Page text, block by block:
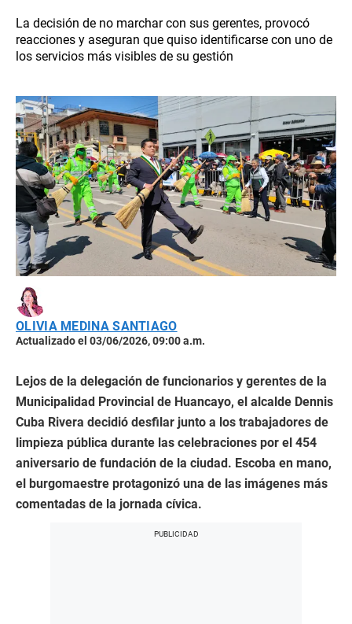
La decisión de no marchar con sus gerentes, provocó
reacciones y aseguran que quiso identificarse con uno de
los servicios más visibles de su gestión
OLIVIA MEDINA SANTIAGO
Actualizado el 03/06/2026, 09:00 a.m.
Lejos de la delegación de funcionarios y gerentes de la
Municipalidad Provincial de Huancayo, el alcalde Dennis
Cuba Rivera decidió desfilar junto a los trabajadores de
limpieza pública durante las celebraciones por el 454
aniversario de fundación de la ciudad. Escoba en mano,
el burgomaestre protagonizó una de las imágenes más
comentadas de la jornada cívica.